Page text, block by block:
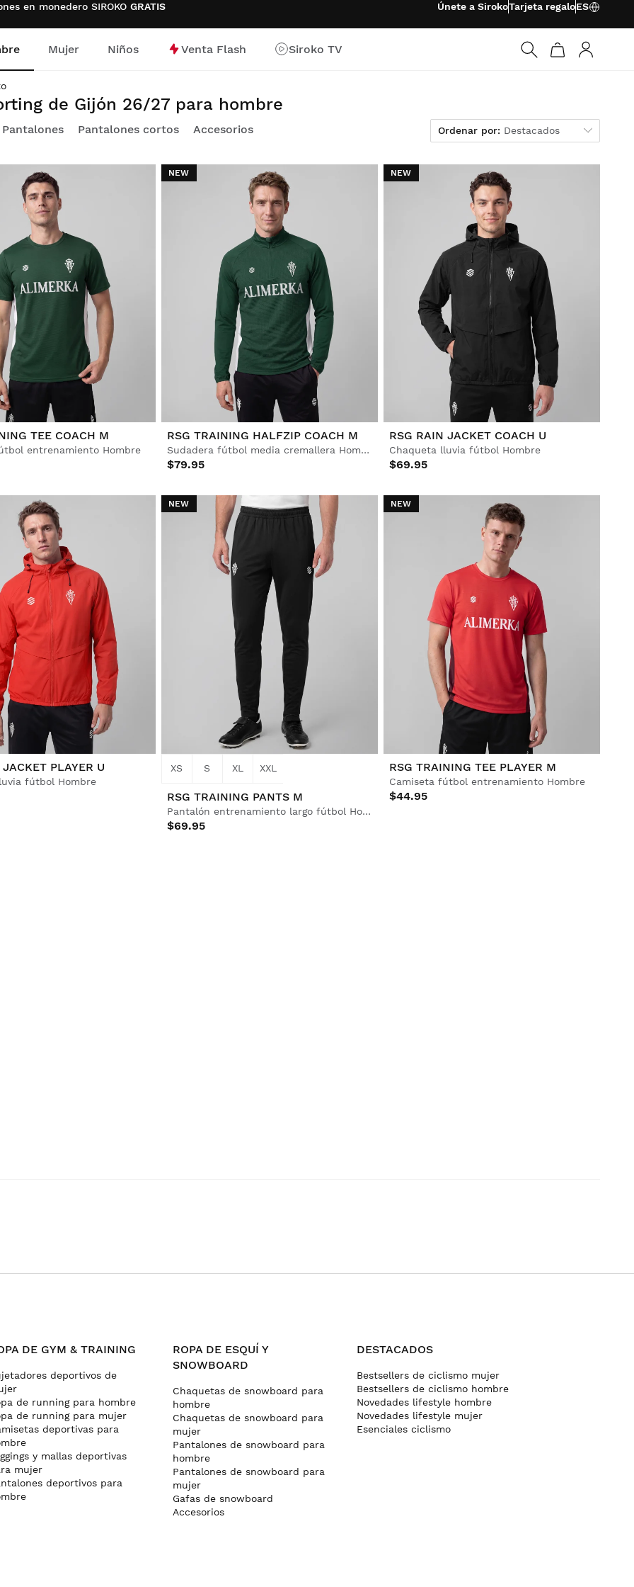
en monedero SIROKO GRATIS Únete a SirokoTarjeta regaloES
Mujer Niños Venta Flash
Siroko TV
de Gijón 26/27 para hombre
Pantalones Pantalones cortos Accesorios Ordenar por
Ordenar por: Destacados
TEE COACH M
entrenamiento Hombre
NEW
RSG TRAINING HALFZIP COACH M
Sudadera fútbol media cremallera Hombre
$79.95
NEW
RSG RAIN JACKET COACH U
Chaqueta lluvia fútbol Hombre
$69.95
PLAYER U
fútbol Hombre
NEW
XS S XL XXL
RSG TRAINING PANTS M
Pantalón entrenamiento largo fútbol Hombre
$69.95
NEW
RSG TRAINING TEE PLAYER M
Camiseta fútbol entrenamiento Hombre
$44.95
DE GYM & TRAINING
deportivos de
de running para hombre
de running para mujer
deportivas para
y mallas deportivas
mujer
deportivos para
ROPA DE ESQUÍ Y
SNOWBOARD
Chaquetas de snowboard para
hombre
Chaquetas de snowboard para
mujer
Pantalones de snowboard para
hombre
Pantalones de snowboard para
mujer
Gafas de snowboard
Accesorios
DESTACADOS
Bestsellers de ciclismo mujer
Bestsellers de ciclismo hombre
Novedades lifestyle hombre
Novedades lifestyle mujer
Esenciales ciclismo